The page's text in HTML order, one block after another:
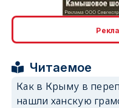
Читаемое
Как в Крыму в
нашли ханскую